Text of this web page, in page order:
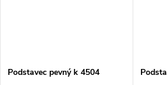
Podstavec pevný k 4504